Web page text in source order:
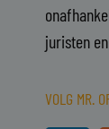
juristen
VOLG MR.